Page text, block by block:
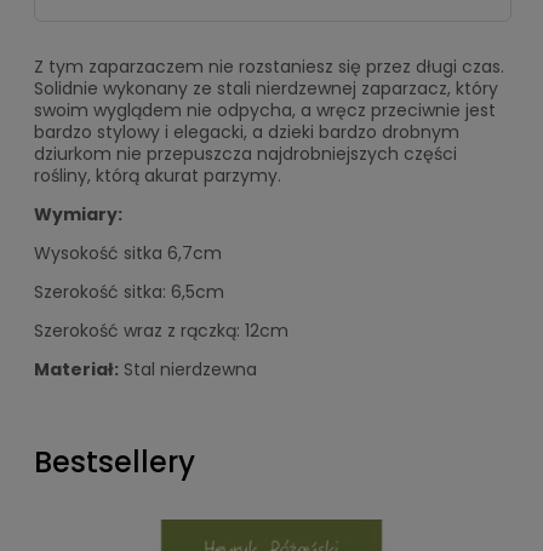
Z tym zaparzaczem nie rozstaniesz się przez długi czas.
Solidnie wykonany ze stali nierdzewnej zaparzacz, który
swoim wyglądem nie odpycha, a wręcz przeciwnie jest
bardzo stylowy i elegacki, a dzieki bardzo drobnym
dziurkom nie przepuszcza najdrobniejszych części
rośliny, którą akurat parzymy.
Wymiary:
Wysokość sitka 6,7cm
Szerokość sitka: 6,5cm
Szerokość wraz z rączką: 12cm
Materiał: Stal nierdzewna
Bestsellery